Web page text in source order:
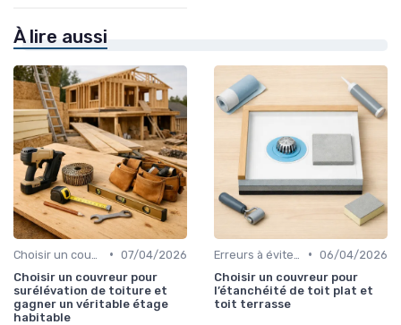
À lire aussi
• 07/04/2026
Choisir un couvreur pour
surélévation de toiture et
gagner un véritable étage
habitable
• 06/04/2026
Choisir un couvreur pour
l’étanchéité de toit plat et
toit terrasse